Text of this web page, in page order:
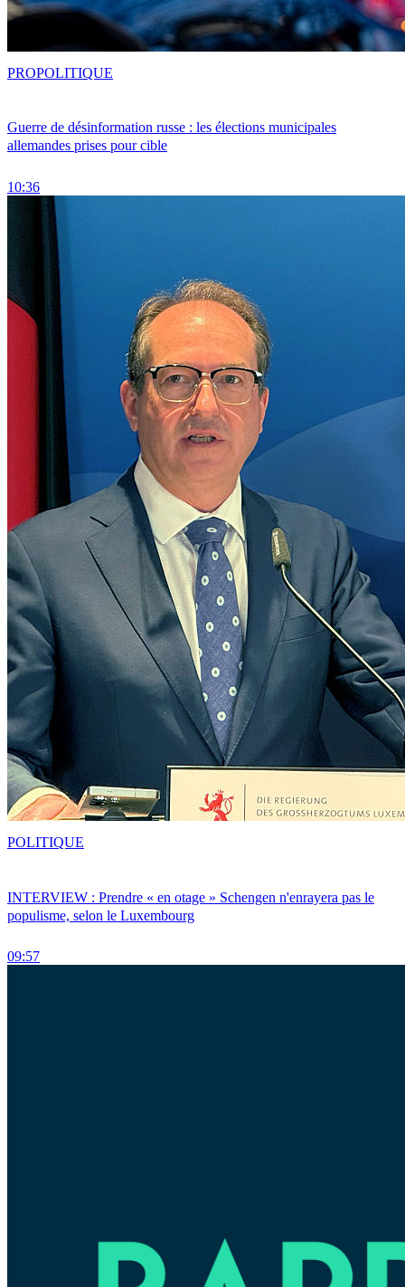
Guerre de désinformation russe : les élections municipales
allemandes prises pour cible
10:36
PROPOLITIQUE
INTERVIEW : Prendre « en otage » Schengen n'enrayera pas le
populisme, selon le Luxembourg
09:57
POLITIQUE